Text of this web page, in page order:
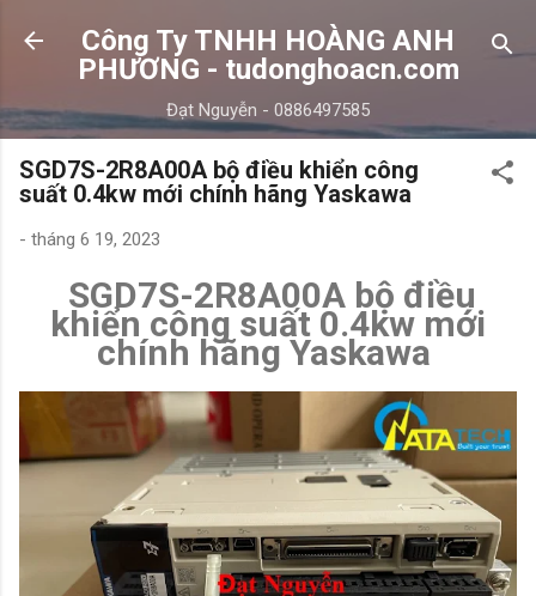
Chuyển đến nội dung chính
Công Ty TNHH HOÀNG ANH
PHƯƠNG - tudonghoacn.com
Đạt Nguyễn - 0886497585
SGD7S-2R8A00A bộ điều khiển công
suất 0.4kw mới chính hãng Yaskawa
- tháng 6 19, 2023
SGD7S-2R8A00A bộ điều
khiển công suất 0.4kw mới
chính hãng Yaskawa